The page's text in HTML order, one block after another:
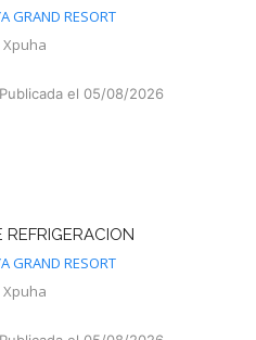
GRAND RESORT
Xpuha
Publicada el 05/08/2026
GRAND RESORT
Xpuha